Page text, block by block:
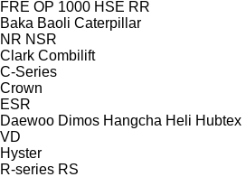
FRE OP 1000 HSE RR
Baka Baoli Caterpillar
NR NSR
Clark Combilift
C-Series
Crown
ESR
Daewoo Dimos Hangcha Heli Hubtex
VD
Hyster
R-series RS